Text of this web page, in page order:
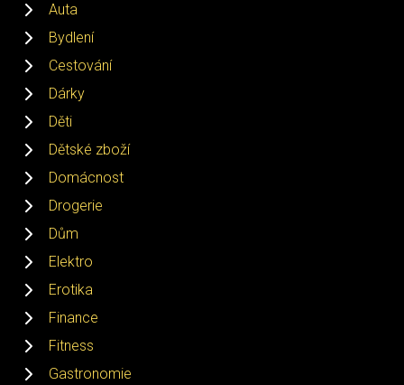
Auta
Bydlení
Cestování
Dárky
Děti
Dětské zboží
Domácnost
Drogerie
Dům
Elektro
Erotika
Finance
Fitness
Gastronomie